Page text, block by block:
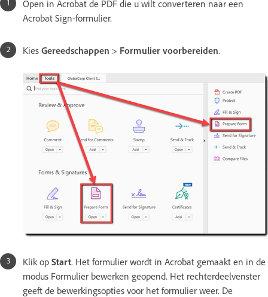
Open in Acrobat de PDF die u wilt converteren naar een
Acrobat Sign-formulier.
Kies Gereedschappen > Formulier voorbereiden.
Klik op Start. Het formulier wordt in Acrobat gemaakt en in de
modus Formulier bewerken geopend. Het rechterdeelvenster
geeft de bewerkingsopties voor het formulier weer. De